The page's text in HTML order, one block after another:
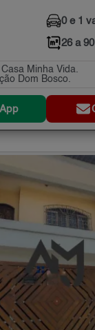
0 e 1
26 a
Minha Vida.
Dom Bosco.